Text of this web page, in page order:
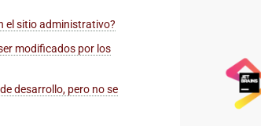
el sitio administrativo?
modificados por los
desarrollo, pero no se